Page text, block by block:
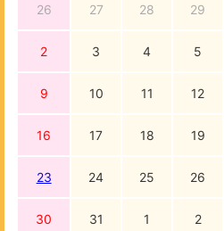
26 27 28 29
2 3 4 5
9 10 11 12
16 17 18 19
23 24 25 26
30 31 1 2